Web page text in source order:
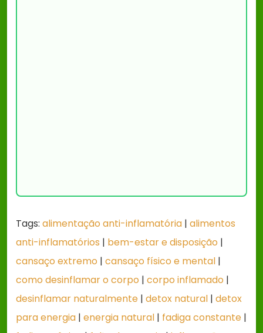
Tags: alimentação anti-inflamatória | alimentos
anti-inflamatórios | bem-estar e disposição |
cansaço extremo | cansaço físico e mental |
como desinflamar o corpo | corpo inflamado |
desinflamar naturalmente | detox natural | detox
para energia | energia natural | fadiga constante |